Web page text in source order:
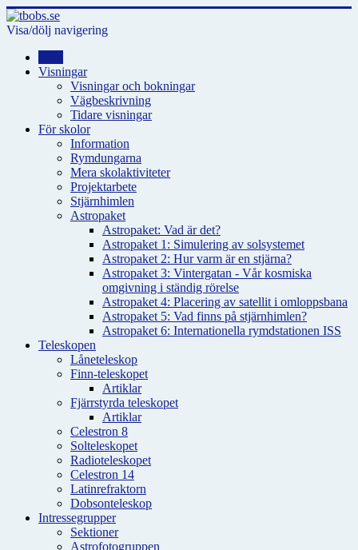
Visa/dölj navigering
Visningar
Visningar och bokningar
Vägbeskrivning
Tidare visningar
För skolor
Information
Rymdungarna
Mera skolaktiviteter
Projektarbete
Stjärnhimlen
Astropaket
Astropaket: Vad är det?
Astropaket 1: Simulering av solsystemet
Astropaket 2: Hur varm är en stjärna?
Astropaket 3: Vintergatan - Vår kosmiska
omgivning i ständig rörelse
Astropaket 4: Placering av satellit i omloppsbana
Astropaket 5: Vad finns på stjärnhimlen?
Astropaket 6: Internationella rymdstationen ISS
Teleskopen
Låneteleskop
Finn-teleskopet
Artiklar
Fjärrstyrda teleskopet
Artiklar
Celestron 8
Solteleskopet
Radioteleskopet
Celestron 14
Latinrefraktorn
Dobsonteleskop
Intressegrupper
Sektioner
Astrofotogruppen